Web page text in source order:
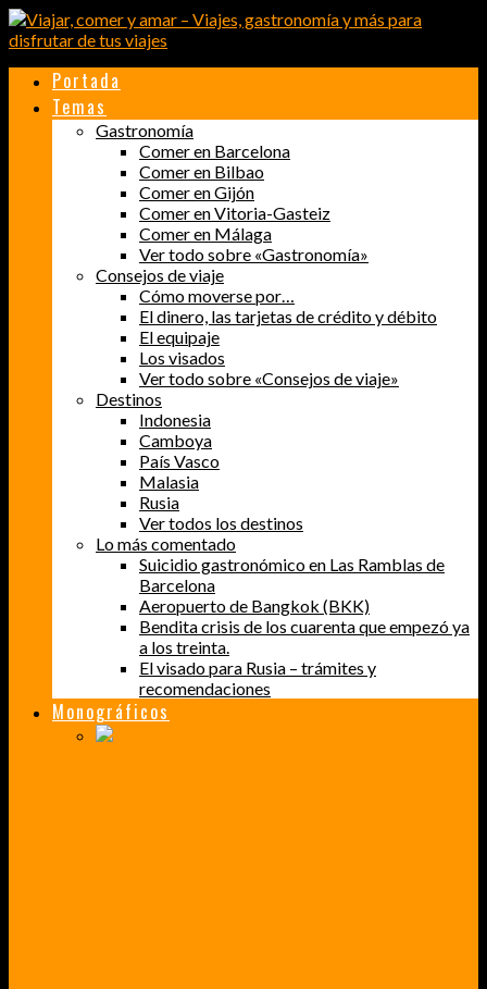
Portada
Temas
Gastronomía
Comer en Barcelona
Comer en Bilbao
Comer en Gijón
Comer en Vitoria-Gasteiz
Comer en Málaga
Ver todo sobre «Gastronomía»
Consejos de viaje
Cómo moverse por…
El dinero, las tarjetas de crédito y débito
El equipaje
Los visados
Ver todo sobre «Consejos de viaje»
Destinos
Indonesia
Camboya
País Vasco
Malasia
Rusia
Ver todos los destinos
Lo más comentado
Suicidio gastronómico en Las Ramblas de
Barcelona
Aeropuerto de Bangkok (BKK)
Bendita crisis de los cuarenta que empezó ya
a los treinta.
El visado para Rusia – trámites y
recomendaciones
Monográficos